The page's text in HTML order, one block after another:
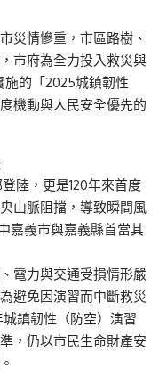
災情慘重，市區路樹、
市府為全力投入救災與
施的「2025城鎮韌性
機動與人民安全優先的
陸，更是120年來首度
山脈阻擋，導致瞬間風
嘉義市與嘉義縣首當其
電力與交通受損情形嚴
避免因演習而中斷救災
鎮韌性（防空）演習
，仍以市民生命財產安